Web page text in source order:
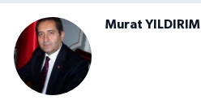
Murat YILDIRIM